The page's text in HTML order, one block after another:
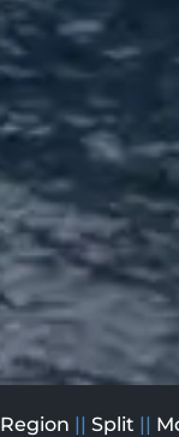
||Split ||